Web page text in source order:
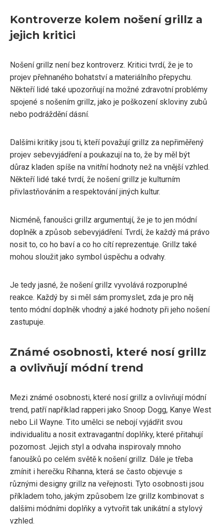
Kontroverze kolem nošení grillz a
jejich kritici
Nošení grillz není bez kontroverz. Kritici tvrdí, že je to
projev přehnaného bohatství a materiálního přepychu.
Někteří lidé také upozorňují na možné zdravotní problémy
spojené s nošením grillz, jako je poškození skloviny zubů
nebo podráždění dásní.
Dalšími kritiky jsou ti, kteří považují grillz za nepřiměřený
projev sebevyjádření a poukazují na to, že by měl být
důraz kladen spíše na vnitřní hodnoty než na vnější vzhled.
Někteří lidé také tvrdí, že nošení grillz je kulturním
přivlastňováním a respektování jiných kultur.
Nicméně, fanoušci grillz argumentují, že je to jen módní
doplněk a způsob sebevyjádření. Tvrdí, že každý má právo
nosit to, co ho baví a co ho cítí reprezentuje. Grillz také
mohou sloužit jako symbol úspěchu a odvahy.
Je tedy jasné, že nošení grillz vyvolává rozporuplné
reakce. Každý by si měl sám promyslet, zda je pro něj
tento módní doplněk vhodný a jaké hodnoty při jeho nošení
zastupuje.
Známé osobnosti, které nosí grillz
a ovlivňují módní trend
Mezi známé osobnosti, které nosí grillz a ovlivňují módní
trend, patří například rapperi jako Snoop Dogg, Kanye West
nebo Lil Wayne. Tito umělci se nebojí vyjádřit svou
individualitu a nosit extravagantní doplňky, které přitahují
pozornost. Jejich styl a odvaha inspirovaly mnoho
fanoušků po celém světě k nošení grillz. Dále je třeba
zmínit i herečku Rihanna, která se často objevuje s
různými designy grillz na veřejnosti. Tyto osobnosti jsou
příkladem toho, jakým způsobem lze grillz kombinovat s
dalšími módními doplňky a vytvořit tak unikátní a stylový
vzhled.